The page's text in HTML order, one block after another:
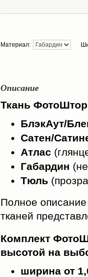
Материал:
Описание
Ткань
БлэкАут/
Сатен/
Атлас
Габардин
Тюль
Полное
тканей
Комплект
высотой на
ширина от